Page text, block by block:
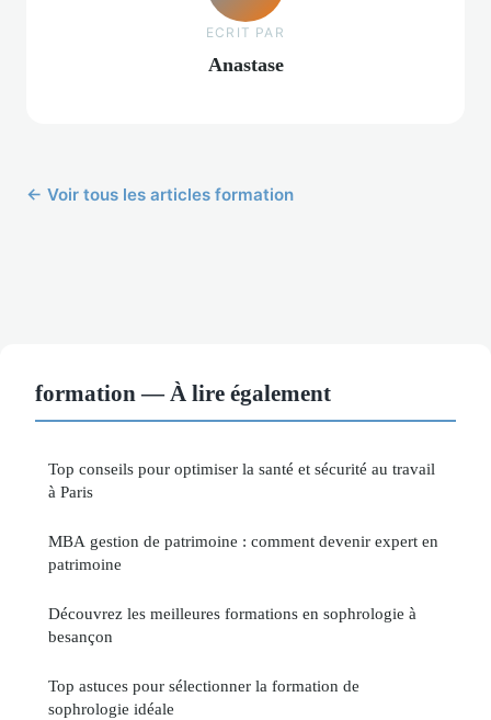
ECRIT PAR
Anastase
← Voir tous les articles formation
formation — À lire également
Top conseils pour optimiser la santé et sécurité au travail
à Paris
MBA gestion de patrimoine : comment devenir expert en
patrimoine
Découvrez les meilleures formations en sophrologie à
besançon
Top astuces pour sélectionner la formation de
sophrologie idéale